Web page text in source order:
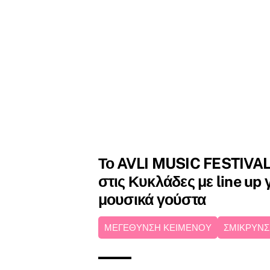
Το AVLI MUSIC
στις Κυκλάδες με line up
μουσικά γούστα
ΜΕΓΕΘΥΝΣΗ ΚΕΙΜΕΝΟΥ